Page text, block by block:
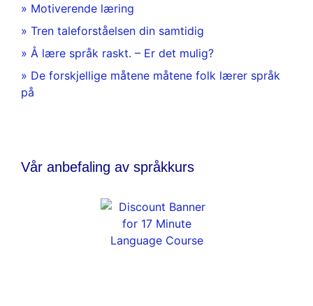
» Motiverende læring
» Tren taleforståelsen din samtidig
» Å lære språk raskt. – Er det mulig?
» De forskjellige måtene måtene folk lærer språk
på
Vår anbefaling av språkkurs